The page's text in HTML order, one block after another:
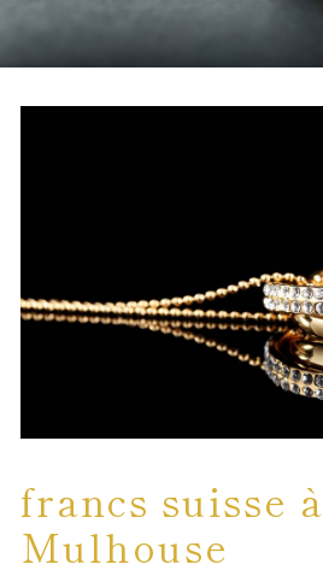
francs suisse à
Mulhouse